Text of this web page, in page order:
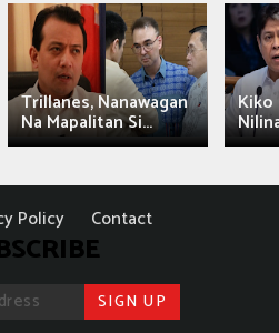
Trillanes, Nanawagan
Na Mapalitan Si...
Kiko
Policy Contact